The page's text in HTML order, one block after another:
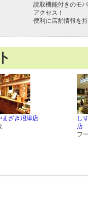
読取機能付きのモ
アクセス！
便利に店舗情報を
まざき沼津店
し
店
フ